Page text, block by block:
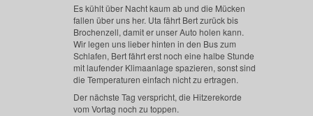
Es kühlt über Nacht kaum ab und die Mücken
fallen über uns her. Uta fährt Bert zurück bis
Brochenzell, damit er unser Auto holen kann.
Wir legen uns lieber hinten in den Bus zum
Schlafen, Bert fährt erst noch eine halbe Stunde
mit laufender Klimaanlage spazieren, sonst sind
die Temperaturen einfach nicht zu ertragen.
Der nächste Tag verspricht, die Hitzerekorde
vom Vortag noch zu toppen.